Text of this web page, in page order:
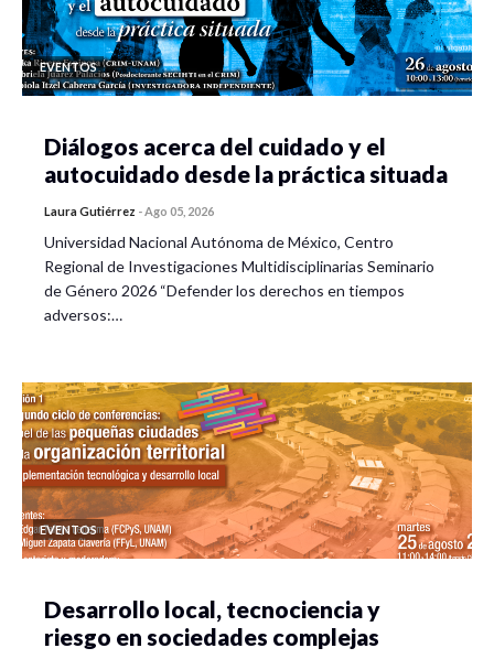
EVENTOS
Diálogos acerca del cuidado y el
autocuidado desde la práctica situada
Laura Gutiérrez -Ago 05, 2026
Universidad Nacional Autónoma de México, Centro
Regional de Investigaciones Multidisciplinarias Seminario
de Género 2026 “Defender los derechos en tiempos
adversos:…
EVENTOS
Desarrollo local, tecnociencia y
riesgo en sociedades complejas